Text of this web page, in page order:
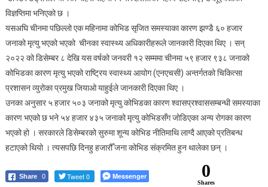
विज्ञप्तिमा भनिएको छ ।
यसअघि चीनमा पछिल्लो एक महिनामा कोभिड सृजित समस्याका कारण झण्डै ६० हजार
जनाको मृत्यु भएको भएको चीनका स्वास्थ्य अधिकारीहरूले जानकारी दिएका थिए । सन्
२०२२ को डिसेम्बर ८ देखि यस वर्षको जनवरी १२ सम्ममा चीनमा ५९ हजार ९३८ जनाको
कोभिडका कारण मृत्यु भएको राष्ट्रिय स्वास्थ्य आयोग (एनएचसी) अन्तर्गतको चिकित्सा
प्रशासन व्युरोका प्रमुख जियाओ याहुईले जानकारी दिएका थिए ।
उनका अनुसार ५ हजार ५०३ जनाको मृत्यु कोभिडका कारण श्वासप्रश्वाससम्बन्धी समस्याका
कारण भएको छ भने ५४ हजार ४३५ जनाको मृत्यु कोभिडसँग जोडिएका अन्य रोगका कारण
भएको हो । सरकारले डिसेम्बरको सुरुमा शून्य कोभिड नीतिमाथि लाग्दै आएको प्रतिबन्ध
हटाएको थियो । त्यसपछि दिनहु हजारौँ जना कोभिड संक्रमित हुन थालेका छन् ।
Share 0 Tweet 0 Messenger 0
Shares